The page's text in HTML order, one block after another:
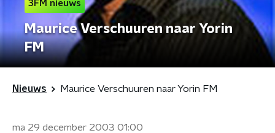
3FM nieuws
Maurice Verschuuren naar Yorin
FM
Nieuws Maurice Verschuuren naar Yorin FM
ma 29 december 2003 01:00